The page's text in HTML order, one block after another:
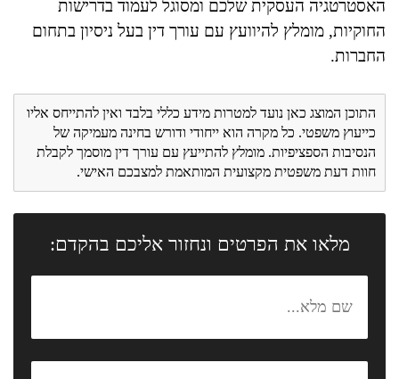
האסטרטגיה העסקית שלכם ומסוגל לעמוד בדרישות
החוקיות, מומלץ להיוועץ עם עורך דין בעל ניסיון בתחום
החברות.
התוכן המוצג כאן נועד למטרות מידע כללי בלבד ואין להתייחס אליו
כייעוץ משפטי. כל מקרה הוא ייחודי ודורש בחינה מעמיקה של
הנסיבות הספציפיות. מומלץ להתייעץ עם עורך דין מוסמך לקבלת
חוות דעת משפטית מקצועית המותאמת למצבכם האישי.
מלאו את הפרטים ונחזור אליכם בהקדם: